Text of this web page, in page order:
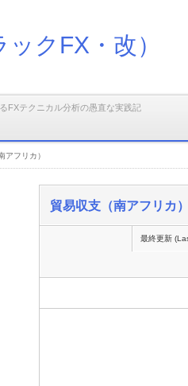
クFX・改）
FXテクニカル分析の愚直な実践記
アフリカ）
貿易収支（南アフリカ）
最終更新